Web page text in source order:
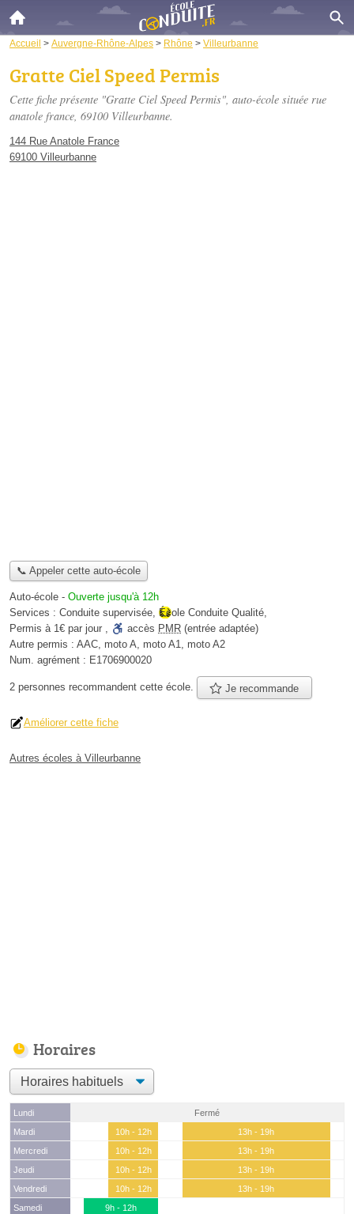
Accueil > Auvergne-Rhône-Alpes > Rhône > Villeurbanne
Gratte Ciel Speed Permis
Cette fiche présente "Gratte Ciel Speed Permis", auto-école située rue
anatole france, 69100 Villeurbanne.
144 Rue Anatole France
69100 Villeurbanne
📞 Appeler cette auto-école
Auto-école - Ouverte jusqu'à 12h
Services : Conduite supervisée, École Conduite Qualité,
Permis à 1€ par jour , accès PMR (entrée adaptée)
Autre permis : AAC, moto A, moto A1, moto A2
Num. agrément : E1706900020
2 personnes recommandent cette école. Je recommande
Améliorer cette fiche
Autres écoles à Villeurbanne
Horaires
Lundi
Fermé
Mardi
10h - 12h
13h - 19h
Mercredi
10h - 12h
13h - 19h
Jeudi
10h - 12h
13h - 19h
Vendredi
10h - 12h
13h - 19h
Samedi
9h - 12h